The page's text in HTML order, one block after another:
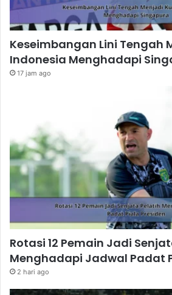
Keseimbangan Lini Tengah
Indonesia Menghadapi
17 jam ago
Rotasi 12 Pemain Jadi
Menghadapi Jadwal Padat
2 hari ago